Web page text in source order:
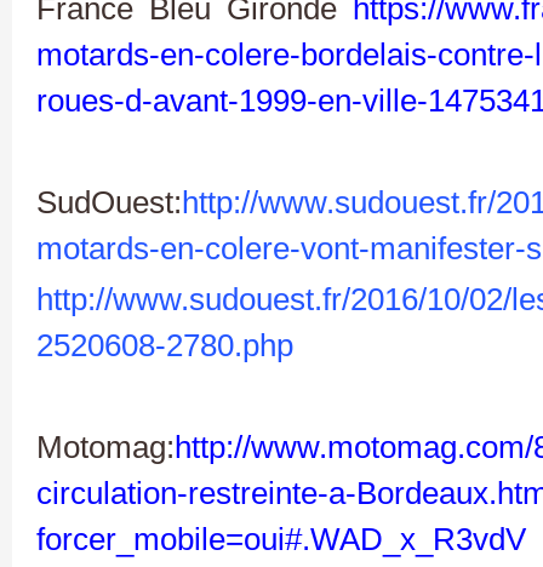
France Bleu Gironde
https://
motards-en-colere-bordelais-
roues-d-avant-1999-en-ville-
SudOuest: http://www.sudouest.fr/
motards-en-colere-vont-manifester-
http://www.sudouest.fr/2016/10/02/
2520608-2780.php
Motomag: http://
circulation-restreinte-a-
forcer_mobile=oui#.WAD_x_R3vdV